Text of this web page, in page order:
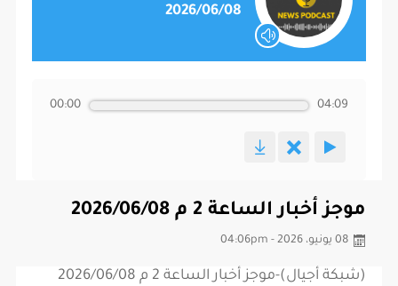
2026/06/08
00:00 04:09
موجز أخبار الساعة 2 م 2026/06/08
08 يونيو، 2026 - 04:06pm
(شبكة أجيال)-موجز أخبار الساعة 2 م 2026/06/08